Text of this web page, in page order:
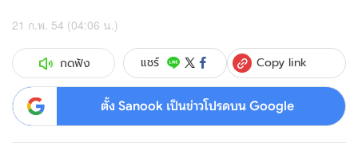
21 ก.พ. 54 (04:06 น.)
กดฟัง แชร์ Copy link
ตั้ง Sanook เป็นข่าวโปรดบน Google